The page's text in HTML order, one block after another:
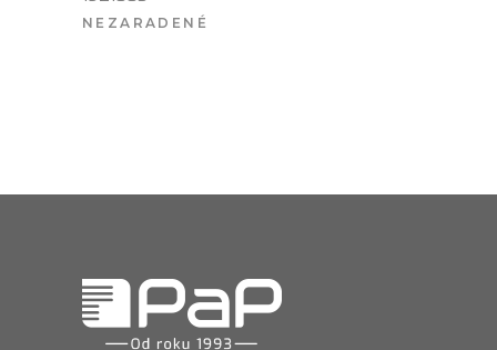
NEZARADENÉ